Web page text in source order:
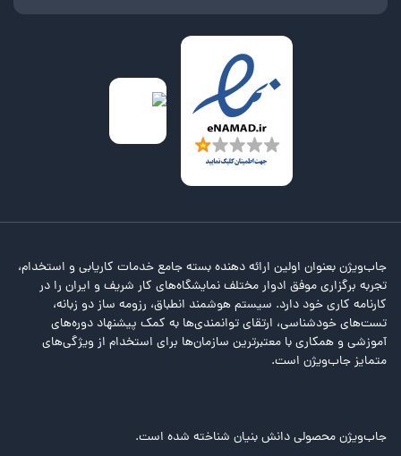
جاب‌ویژن بعنوان اولین ارائه دهنده بسته جامع خدمات کاریابی و استخدام،
تجربه برگزاری موفق ادوار مختلف نمایشگاه‌های کار شریف و ایران را در
کارنامه کاری خود دارد. سیستم هوشمند انطباق، رزومه ساز دو زبانه،
تست‌های خودشناسی، ارتقای توانمندی‌ها به کمک پیشنهاد دوره‌های
آموزشی و همکاری با معتبرترین سازمان‌ها برای استخدام از ویژگی‌های
متمایز جاب‌ویژن است.
جاب‌ویژن محصولی دانش بنیان شناخته شده است.